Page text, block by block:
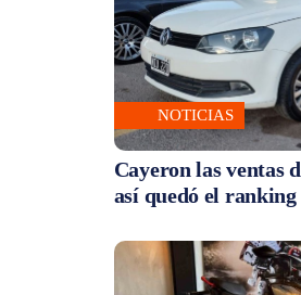
NOTICIAS
Cayeron las ventas
así quedó el ranking